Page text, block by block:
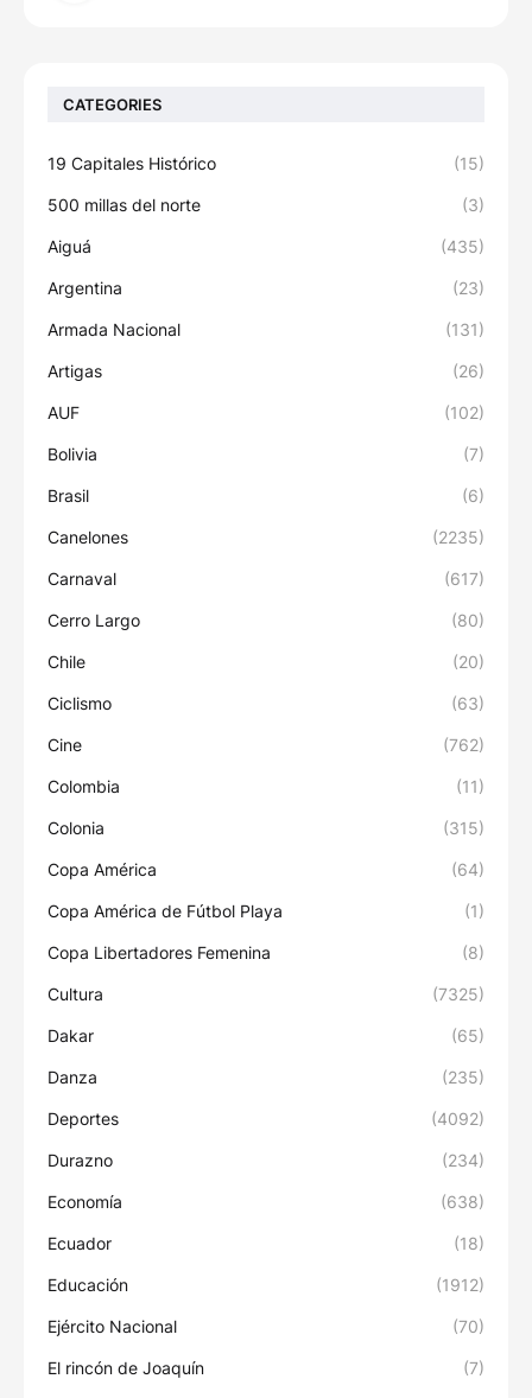
CATEGORIES
19 Capitales Histórico (15)
500 millas del norte (3)
Aiguá (435)
Argentina (23)
Armada Nacional (131)
Artigas (26)
AUF (102)
Bolivia (7)
Brasil (6)
Canelones (2235)
Carnaval (617)
Cerro Largo (80)
Chile (20)
Ciclismo (63)
Cine (762)
Colombia (11)
Colonia (315)
Copa América (64)
Copa América de Fútbol Playa (1)
Copa Libertadores Femenina (8)
Cultura (7325)
Dakar (65)
Danza (235)
Deportes (4092)
Durazno (234)
Economía (638)
Ecuador (18)
Educación (1912)
Ejército Nacional (70)
El rincón de Joaquín (7)